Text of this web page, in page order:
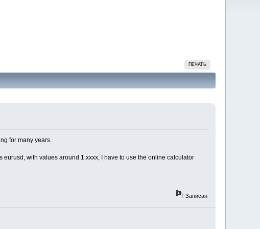
ПЕЧАТЬ
for many years.
with values around 1.xxxx, I have to use the online calculator
Записан